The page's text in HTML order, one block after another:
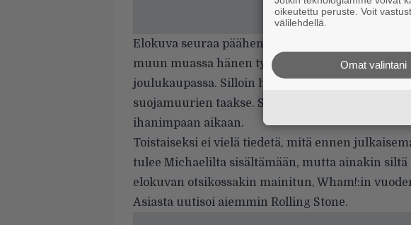
Elokuva seuraa päähenkilö Katen tekemiä
muun muassa hänen työnsä tonttuna vuoden
joulukaupassa. Silloin hänen elämäänsä ilmestyy
suojamuurien taakse. Samalla Lontoo ympärillä
ihanimpaan aikaan.
Toistaiseksi ei vielä tiedetä, mitä ennen
tulee Michaelilta sisältämään, mutta ainakin siltä
elokuvan otsikossakin mainitun, Wham!:in
Asiasta uutisoi aiemmin Rolling Stone.
oikeutettu peruste. Voit
välilehdellä.
Omat valintani